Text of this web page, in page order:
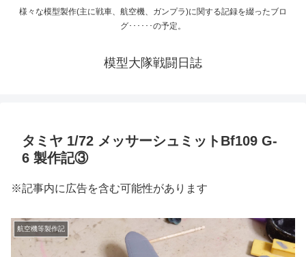
様々な模型製作(主に戦車、航空機、ガンプラ)に関する記録を綴ったブロ
グ･･････の予定。
模型大隊戦闘日誌
タミヤ 1/72 メッサーシュミットBf109 G-
6 製作記③
※記事内に広告を含む可能性があります
航空機等製作記